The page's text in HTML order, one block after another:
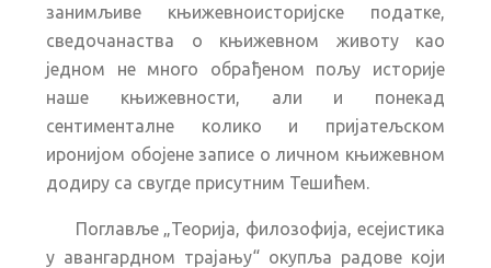
занимљиве књижевноисторијске податке,
сведочанаства о књижевном животу као
једном не много обрађеном пољу историје
наше књижевности, али и понекад
сентименталне колико и пријатељском
иронијом обојене записе о личном књижевном
додиру са свугде присутним Тешићем.
Поглавље „Теорија, филозофија, есејистика
у авангардном трајању“ окупља радове који